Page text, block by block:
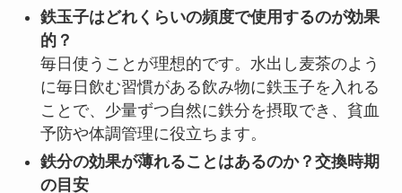
鉄玉子はどれくらいの頻度で使用するのが効果
的？
毎日使うことが理想的です。水出し麦茶のよう
に毎日飲む習慣がある飲み物に鉄玉子を入れる
ことで、少量ずつ自然に鉄分を摂取でき、貧血
予防や体調管理に役立ちます。
鉄分の効果が薄れることはあるのか？交換時期
の目安